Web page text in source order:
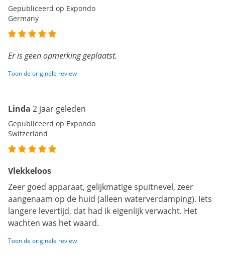
Gepubliceerd op Expondo
Germany
Er is geen opmerking geplaatst.
Toon de originele review
Linda 2 jaar geleden
Gepubliceerd op Expondo
Switzerland
Vlekkeloos
Zeer goed apparaat, gelijkmatige spuitnevel, zeer
aangenaam op de huid (alleen waterverdamping). Iets
langere levertijd, dat had ik eigenlijk verwacht. Het
wachten was het waard.
Toon de originele review